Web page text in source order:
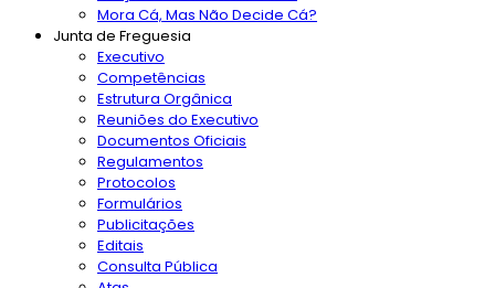
Mora Cá, Mas Não Decide Cá?
Junta de Freguesia
Executivo
Competências
Estrutura Orgânica
Reuniões do Executivo
Documentos Oficiais
Regulamentos
Protocolos
Formulários
Publicitações
Editais
Consulta Pública